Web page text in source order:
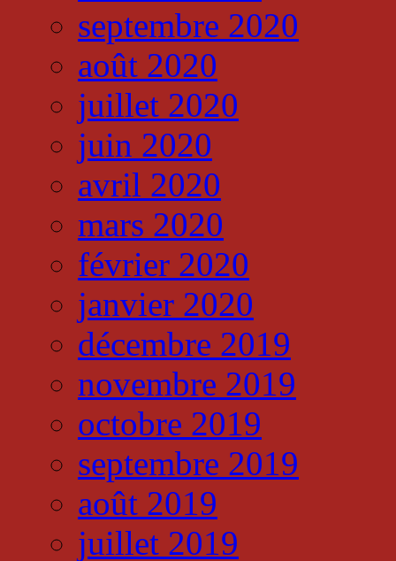
septembre 2020
août 2020
juillet 2020
juin 2020
avril 2020
mars 2020
février 2020
janvier 2020
décembre 2019
novembre 2019
octobre 2019
septembre 2019
août 2019
juillet 2019